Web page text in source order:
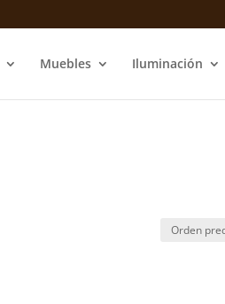
Muebles Iluminación